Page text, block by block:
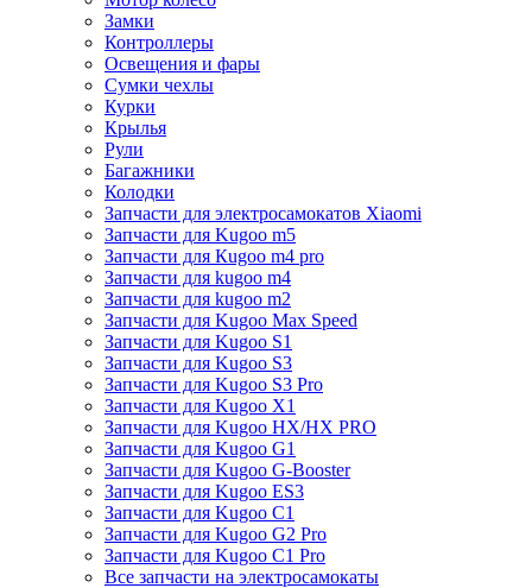
Замки
Контроллеры
Освещения и фары
Сумки чехлы
Курки
Крылья
Рули
Багажники
Колодки
Запчасти для электросамокатов Xiaomi
Запчасти для Kugoo m5
Запчасти для Кugoo m4 pro
Запчасти для kugoo m4
Запчасти для kugoo m2
Запчасти для Kugoo Max Speed
Запчасти для Kugoo S1
Запчасти для Kugoo S3
Запчасти для Kugoo S3 Pro
Запчасти для Kugoo X1
Запчасти для Kugoo HX/HX PRO
Запчасти для Kugoo G1
Запчасти для Kugoo G-Booster
Запчасти для Kugoo ES3
Запчасти для Kugoo C1
Запчасти для Kugoo G2 Pro
Запчасти для Kugoo C1 Pro
Все запчасти на электросамокаты